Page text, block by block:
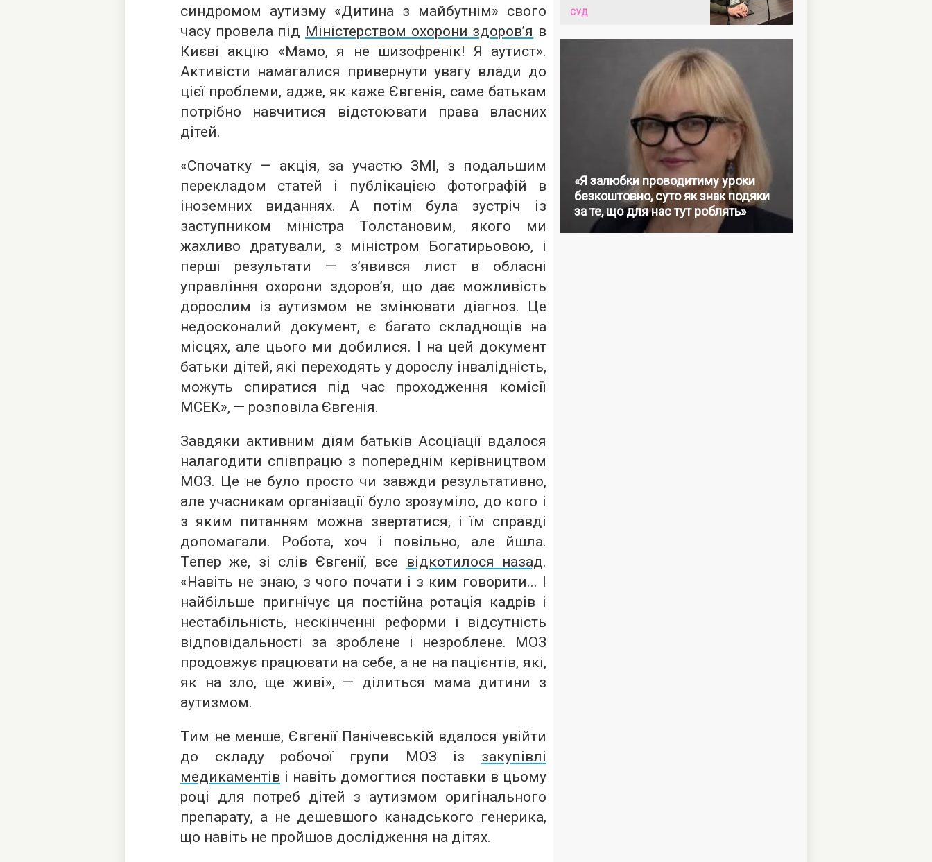
синдромом аутизму «Дитина з майбутнім» свого
часу провела під Міністерством охорони здоров’я в
Києві акцію «Мамо, я не шизофренік! Я аутист».
Активісти намагалися привернути увагу влади до
цієї проблеми, адже, як каже Євгенія, саме батькам
потрібно навчитися відстоювати права власних
дітей.
«Спочатку — акція, за участю ЗМІ, з подальшим
перекладом статей і публікацією фотографій в
іноземних виданнях. А потім була зустріч із
заступником міністра Толстановим, якого ми
жахливо дратували, з міністром Богатирьовою, і
перші результати — з’явився лист в обласні
управління охорони здоров’я, що дає можливість
дорослим із аутизмом не змінювати діагноз. Це
недосконалий документ, є багато складнощів на
місцях, але цього ми добилися. І на цей документ
батьки дітей, які переходять у дорослу інвалідність,
можуть спиратися під час проходження комісії
МСЕК», — розповіла Євгенія.
Завдяки активним діям батьків Асоціації вдалося
налагодити співпрацю з попереднім керівництвом
МОЗ. Це не було просто чи завжди результативно,
але учасникам організації було зрозуміло, до кого і
з яким питанням можна звертатися, і їм справді
допомагали. Робота, хоч і повільно, але йшла.
Тепер же, зі слів Євгенії, все
відкотилося назад.
«Навіть не знаю, з чого почати і з ким говорити... І
найбільше пригнічує ця постійна ротація кадрів і
нестабільність, нескінченні реформи і відсутність
відповідальності за зроблене і незроблене. МОЗ
продовжує працювати на себе, а не на пацієнтів, які,
як на зло, ще живі», — ділиться мама дитини з
аутизмом.
Тим не менше, Євгенії Панічевській вдалося увійти
до складу робочої групи МОЗ із закупівлі
медикаментів і навіть домогтися поставки в цьому
році для потреб дітей з аутизмом оригінального
препарату, а не дешевшого канадського генерика,
що навіть не пройшов дослідження на дітях.
СУД
«Я залюбки проводитиму уроки
безкоштовно, суто як знак подяки
за те, що для нас тут роблять»